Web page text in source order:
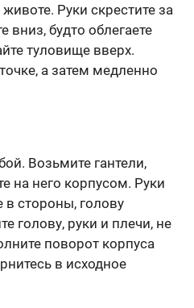
Руки скрестите за
вниз, будто облегаете
туловище вверх.
а затем медленно
Возьмите гантели,
на него корпусом. Руки
стороны, голову
голову, руки и плечи, не
поворот корпуса
в исходное